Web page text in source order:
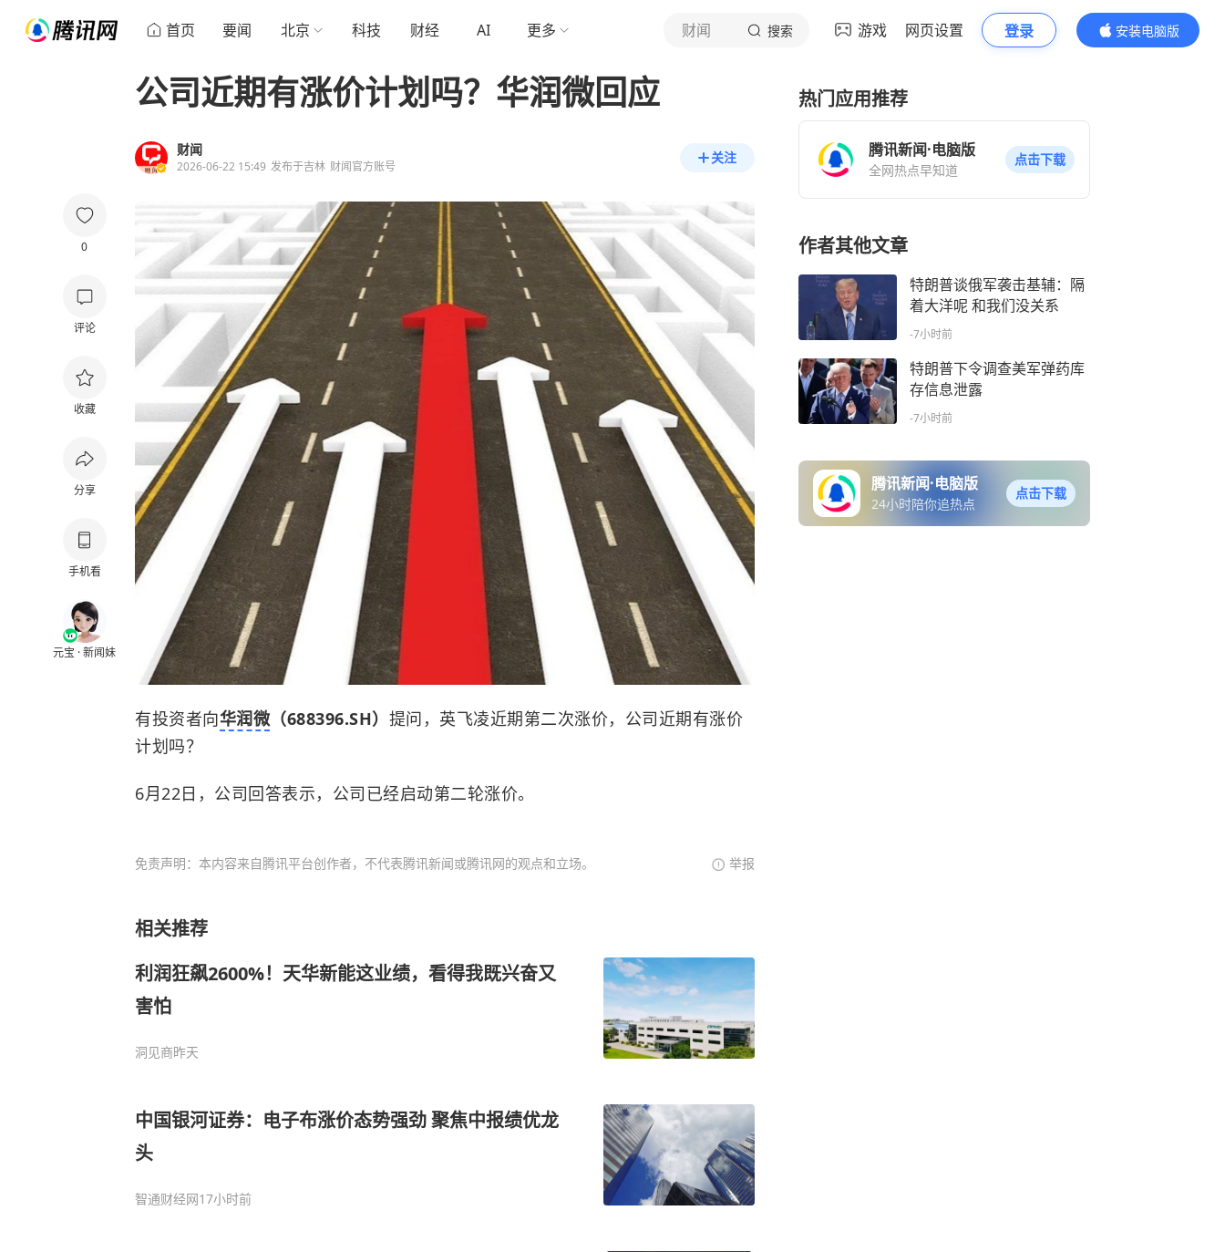
首页 要闻 北京 科技 财经 AI 更多 财闻 搜索 游戏 网页设置 登录
安装电脑版
内容更精彩
0
评论
收藏
分享
手机看
元宝 · 新闻妹
公司近期有涨价计划吗？华润微回应
财闻
2026-06-22 15:49 发布于吉林 财闻官方账号
关注
有投资者向华润微 （688396.SH） 提问， 英飞凌近期第二次涨价，公司近期有涨价
计划吗？
6月22日，公司回答表示，公司已经启动第二轮涨价。
免责声明：本内容来自腾讯平台创作者，不代表腾讯新闻或腾讯网的观点和立场。 举报
相关推荐
利润狂飙2600%！天华新能这业绩，看得我既兴奋又
害怕
洞见商昨天
中国银河证券：电子布涨价态势强劲 聚焦中报绩优龙
头
智通财经网17小时前
热门应用推荐
腾讯新闻·电脑版
全网热点早知道
点击下载
作者其他文章
特朗普谈俄军袭击基辅：隔
着大洋呢 和我们没关系
-7小时前
特朗普下令调查美军弹药库
存信息泄露
-7小时前
腾讯新闻·电脑版
24小时陪你追热点
点击下载